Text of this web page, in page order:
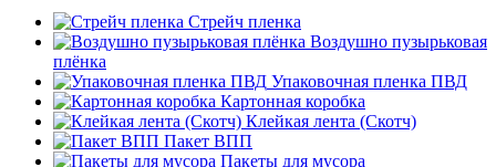
Стрейч пленка
Воздушно пузырьковая
плёнка
Упаковочная пленка ПВД
Картонная коробка
Клейкая лента (Скотч)
Пакет ВПП
Пакеты для мусора